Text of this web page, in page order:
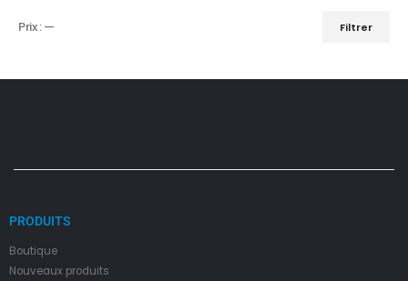
Filtrer
Prix :—
PRODUITS
Boutique
Nouveaux produits